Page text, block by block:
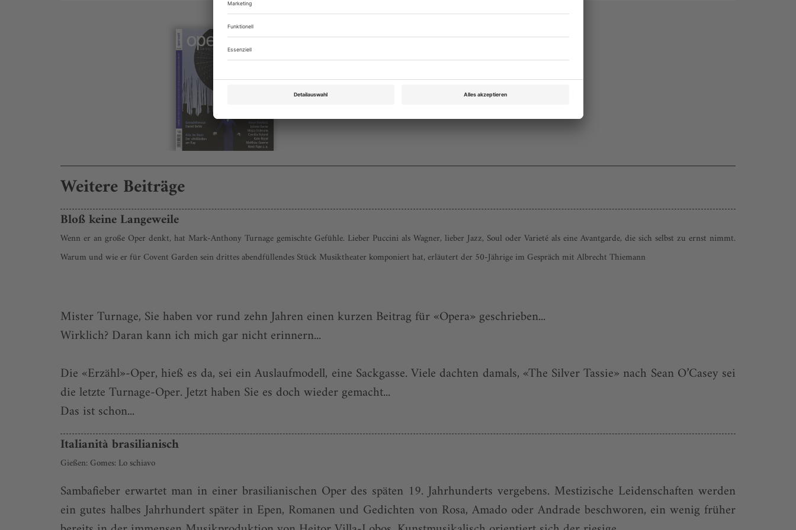
von Gerhart Asche
Bestellen
Weitere Beiträge
Bloß keine Langeweile
Wenn er an große Oper denkt, hat Mark-Anthony Turnage gemischte Gefühle. Lieber Puccini als Wagner, lieber Jazz, Soul oder Varieté als eine Avantgarde, die sich selbst zu ernst nimmt.
Warum und wie er für Covent Garden sein drittes abendfüllendes Stück Musiktheater komponiert hat, erläutert der 50-Jährige im Gespräch mit Albrecht Thiemann
Mister Turnage, Sie haben vor rund zehn Jahren einen kurzen Beitrag für «Opera» geschrieben...
Wirklich? Daran kann ich mich gar nicht erinnern...
Die «Erzähl»-Oper, hieß es da, sei ein Auslaufmodell, eine Sackgasse. Viele dachten damals, «The Silver Tassie» nach Sean O’Casey sei
die letzte Turnage-Oper. Jetzt haben Sie es doch wieder gemacht...
Das ist schon...
Italianità brasilianisch
Gießen: Gomes: Lo schiavo
Sambafieber erwartet man in einer brasilianischen Oper des späten 19. Jahrhunderts vergebens. Mestizische Leidenschaften werden
ein gutes halbes Jahrhundert später in Epen, Romanen und Gedichten von Rosa, Amado oder Andrade beschworen, ein wenig früher